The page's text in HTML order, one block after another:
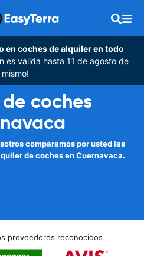
en coches de alquiler en todo
es válida hasta 11 de agosto de
coches
comparamos por usted las
de coches en Cuernavaca.
proveedores reconocidos